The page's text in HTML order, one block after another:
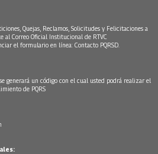
Quejas, Reclamos, Solicitudes y Felicitaciones a
Correo Oficial Institucional de RTVC
el formulario en línea: Contacto PQRSD.
generará un código con el cual usted podrá realizar el
de PQRS